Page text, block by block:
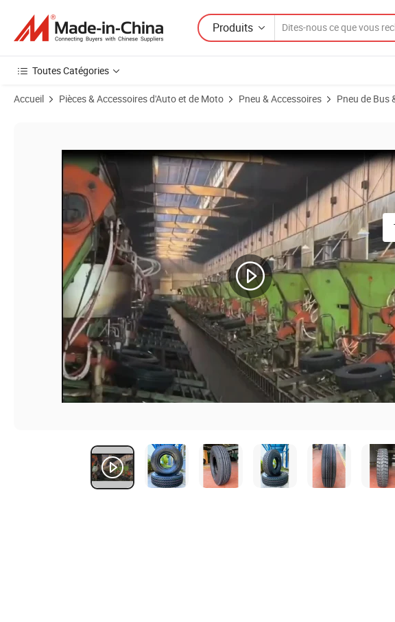
Produits
Toutes Catégories
Accueil Pièces & Accessoires d'Auto et de Moto Pneu & Accessoires Pneu de Bus